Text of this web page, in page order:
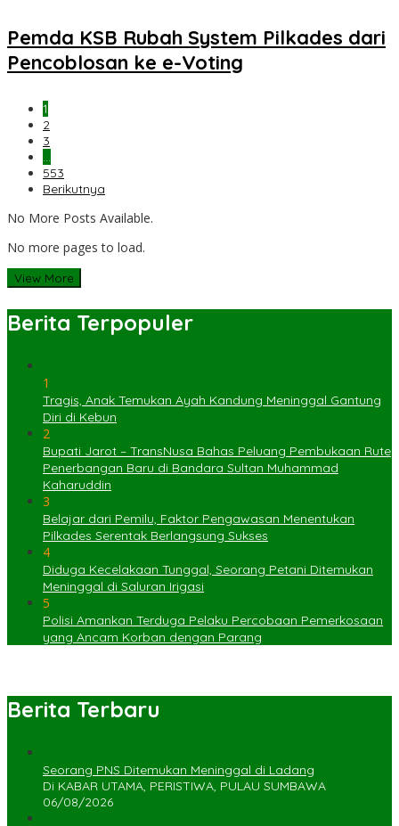
Pemda KSB Rubah System Pilkades dari
Pencoblosan ke e-Voting
1
2
3
…
553
Berikutnya
No More Posts Available.
No more pages to load.
View More
Berita Terpopuler
1
Tragis, Anak Temukan Ayah Kandung Meninggal Gantung
Diri di Kebun
2
Bupati Jarot – TransNusa Bahas Peluang Pembukaan Rute
Penerbangan Baru di Bandara Sultan Muhammad
Kaharuddin
3
Belajar dari Pemilu, Faktor Pengawasan Menentukan
Pilkades Serentak Berlangsung Sukses
4
Diduga Kecelakaan Tunggal, Seorang Petani Ditemukan
Meninggal di Saluran Irigasi
5
Polisi Amankan Terduga Pelaku Percobaan Pemerkosaan
yang Ancam Korban dengan Parang
Berita Terbaru
Seorang PNS Ditemukan Meninggal di Ladang
Di KABAR UTAMA, PERISTIWA, PULAU SUMBAWA
06/08/2026